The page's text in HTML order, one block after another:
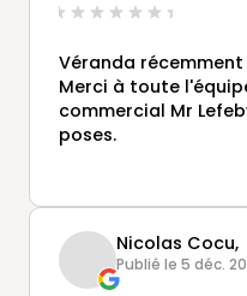
Véranda
Merci à toute
commercial Mr
poses.
Nicolas Cocu,
Publié le 5 déc.